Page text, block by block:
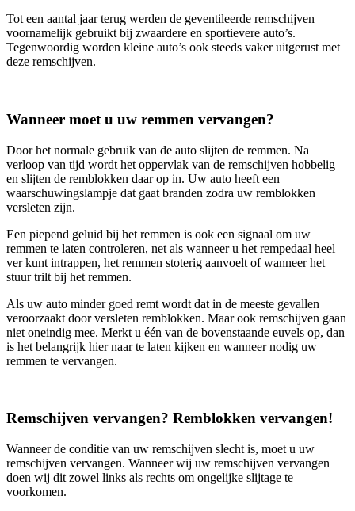
Tot een aantal jaar terug werden de geventileerde remschijven
voornamelijk gebruikt bij zwaardere en sportievere auto’s.
Tegenwoordig worden kleine auto’s ook steeds vaker uitgerust met
deze remschijven.
Wanneer moet u uw remmen vervangen?
Door het normale gebruik van de auto slijten de remmen. Na
verloop van tijd wordt het oppervlak van de remschijven hobbelig
en slijten de remblokken daar op in. Uw auto heeft een
waarschuwingslampje dat gaat branden zodra uw remblokken
versleten zijn.
Een piepend geluid bij het remmen is ook een signaal om uw
remmen te laten controleren, net als wanneer u het rempedaal heel
ver kunt intrappen, het remmen stoterig aanvoelt of wanneer het
stuur trilt bij het remmen.
Als uw auto minder goed remt wordt dat in de meeste gevallen
veroorzaakt door versleten remblokken. Maar ook remschijven gaan
niet oneindig mee. Merkt u één van de bovenstaande euvels op, dan
is het belangrijk hier naar te laten kijken en wanneer nodig uw
remmen te vervangen.
Remschijven vervangen? Remblokken vervangen!
Wanneer de conditie van uw remschijven slecht is, moet u uw
remschijven vervangen. Wanneer wij uw remschijven vervangen
doen wij dit zowel links als rechts om ongelijke slijtage te
voorkomen.